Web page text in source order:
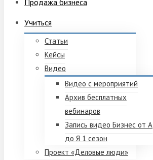
Продажа бизнеса
Учиться
Статьи
Кейсы
Видео
Видео с мероприятий
Архив бесплатных
вебинаров
Запись видео Бизнес от А
до Я 1 сезон
Проект «Деловые люди»